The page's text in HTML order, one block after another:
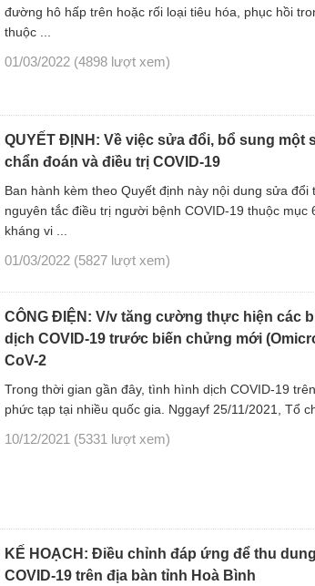
đường hô hấp trên hoặc rối loại tiêu hóa, phục hồi
thuộc ...
01/03/2022 (4898 lượt xem)
QUYẾT ĐỊNH: Về việc sửa đổi, bổ sung một
chẩn đoán và điều trị COVID-19
Ban hành kèm theo Quyết định này nội dung sửa đổi
nguyên tắc điều trị người bệnh COVID-19 thuộc mục
kháng vi ...
01/03/2022 (5827 lượt xem)
CÔNG ĐIỆN: V/v tăng cường thực hiện các
dịch COVID-19 trước biến chửng mới
CoV-2
Trong thời gian gần đây, tình hình dịch COVID-19
phức tạp tại nhiều quốc gia. Nggayf 25/11/2021, Tổ
10/12/2021 (5331 lượt xem)
KẾ HOẠCH: Điều chỉnh đáp ứng để thu
COVID-19 trên địa bàn tỉnh Hoà Bình